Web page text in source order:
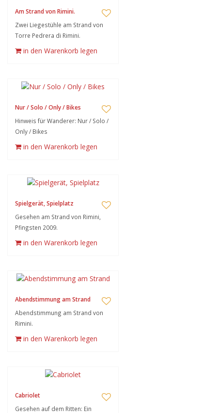
Am Strand von Rimini.
Zwei Liegestühle am Strand von
Torre Pedrera di Rimini.
in den Warenkorb legen
Nur / Solo / Only / Bikes
Hinweis für Wanderer: Nur / Solo /
Only / Bikes
in den Warenkorb legen
Spielgerät, Spielplatz
Gesehen am Strand von Rimini,
Pfingsten 2009.
in den Warenkorb legen
Abendstimmung am Strand
Abendstimmung am Strand von
Rimini.
in den Warenkorb legen
Cabriolet
Gesehen auf dem Ritten: Ein